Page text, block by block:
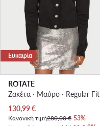
Ευκαιρία
ROTATE
Ζακέτα · Μαύρο · Regular Fit
Τρέχουσα τιμή
130,99€
Κανονική τιμή280,00 €-53%